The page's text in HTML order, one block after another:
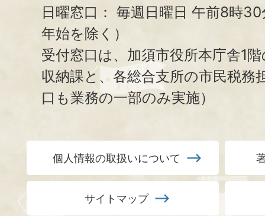
日曜窓口： 毎週日曜日 午前8時
年始を除く）
受付窓口は、加須市役所本庁舎1
収納課と、 各総合支所の市民税務
口も業務の一部のみ実施）
個人情報の取扱いについて
サイトマップ